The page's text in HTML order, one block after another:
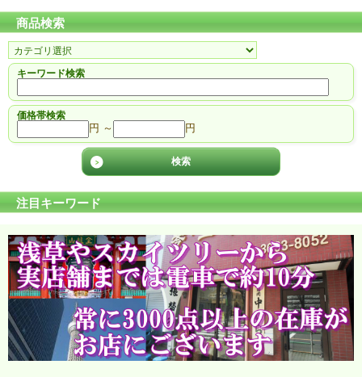
商品検索
キーワード検索
価格帯検索
円 ～ 円
注目キーワード